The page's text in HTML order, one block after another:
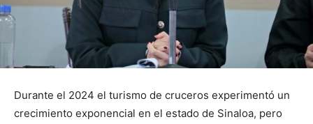
Durante el 2024 el turismo de cruceros experimentó un
crecimiento exponencial en el estado de Sinaloa, pero